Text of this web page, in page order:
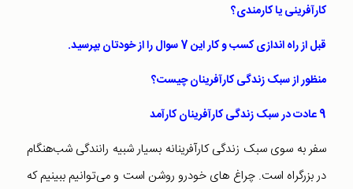
کارآفرینی یا کارمندی؟
قبل از راه اندازی کسب و کار این 7 سوال را از خودتان بپرسید.
منظور از سبک زندگی کارآفرینان چیست؟
9 عادت در سبک زندگی کارآفرینان کارآمد
سفر به سوی سبک زندگی کارآفرینانه بسیار شبیه رانندگی شب‌هنگام
در بزرگراه است. چراغ های خودرو روشن است و می‌توانیم ببینیم که